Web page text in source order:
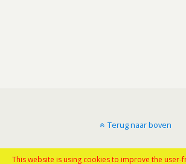
Terug naar boven
Mobiel
This website is using cookies to improve the user-